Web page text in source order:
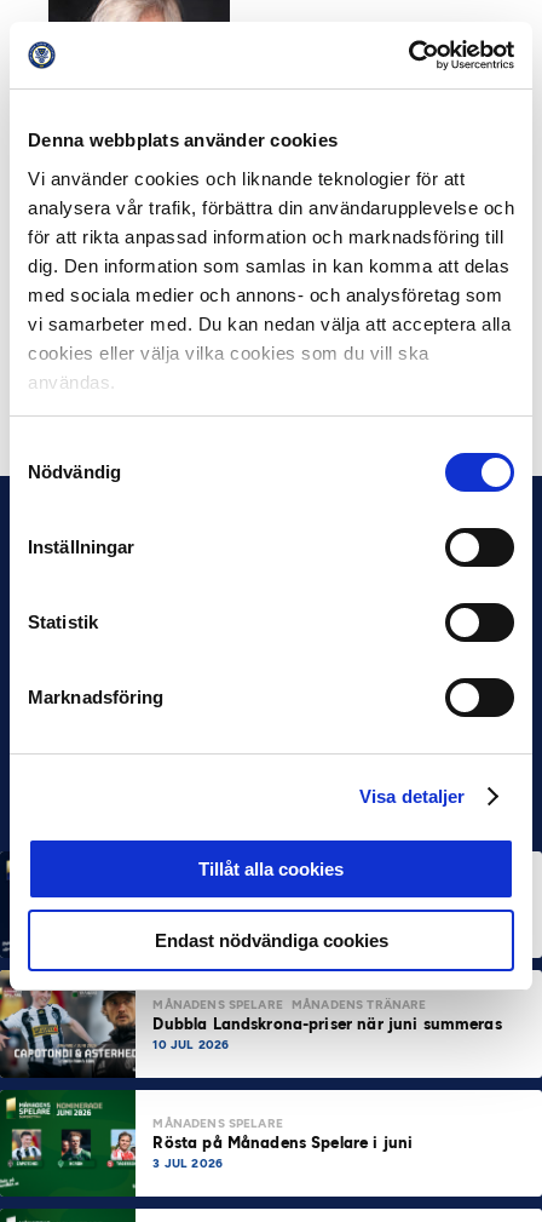
Denna webbplats använder cookies
Vi använder cookies och liknande teknologier för att
analysera vår trafik, förbättra din användarupplevelse och
för att rikta anpassad information och marknadsföring till
dig. Den information som samlas in kan komma att delas
med sociala medier och annons- och analysföretag som
vi samarbeter med. Du kan nedan välja att acceptera alla
cookies eller välja vilka cookies som du vill ska
användas.
Nödvändig
Inställningar
Statistik
Marknadsföring
Visa detaljer
Tillåt alla cookies
Endast nödvändiga cookies
xxxxxOla Rydén,
xxxxxLiga- och Evenemangsansvarig
xxxxxFöreningen Svensk Elitfotboll (SEF)
xxxxx 070-190 06 90, ola.ryden@svenskelitfotboll.se
MÅNADENS SPELARE MÅNADENS TRÄNARE
Dubbla Landskrona-priser när juni summeras
10 JUL 2026
MÅNADENS SPELARE
Rösta på Månadens Spelare i juni
3 JUL 2026